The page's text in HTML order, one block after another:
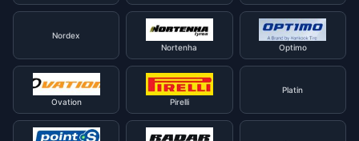
Nordex
Nortenha
Optimo
Ovation Pirelli
Platin